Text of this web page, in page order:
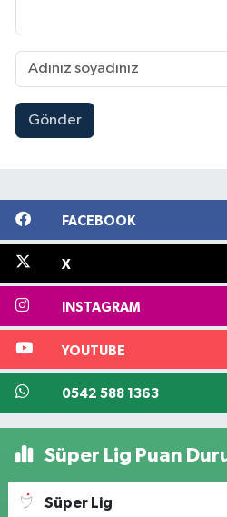
Gönder
FACEBOOK
X
INSTAGRAM
YOUTUBE
0542 588 1363
Süper Lig Puan
Süper Lig